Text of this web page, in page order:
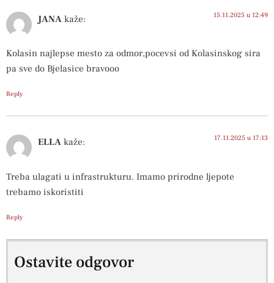
JANA kaže: 15.11.2025 u 12:49
Kolasin najlepse mesto za odmor,pocevsi od Kolasinskog sira
pa sve do Bjelasice bravooo
Reply
ELLA kaže: 17.11.2025 u 17:13
Treba ulagati u infrastrukturu. Imamo prirodne ljepote
trebamo iskoristiti
Reply
Ostavite odgovor